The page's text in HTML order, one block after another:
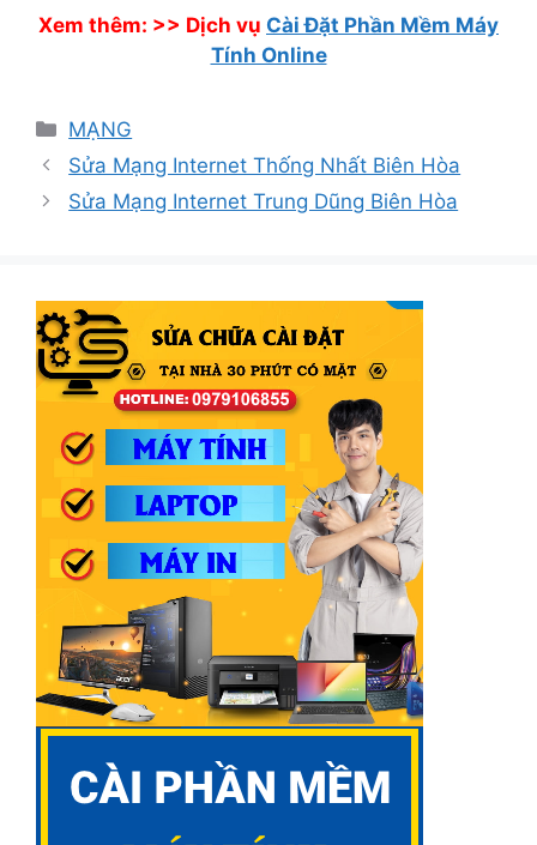
Xem thêm: >> Dịch vụ Cài Đặt Phần Mềm Máy
Tính Online
Danh
mục
MẠNG
Sửa Mạng Internet Thống Nhất Biên Hòa
Sửa Mạng Internet Trung Dũng Biên Hòa